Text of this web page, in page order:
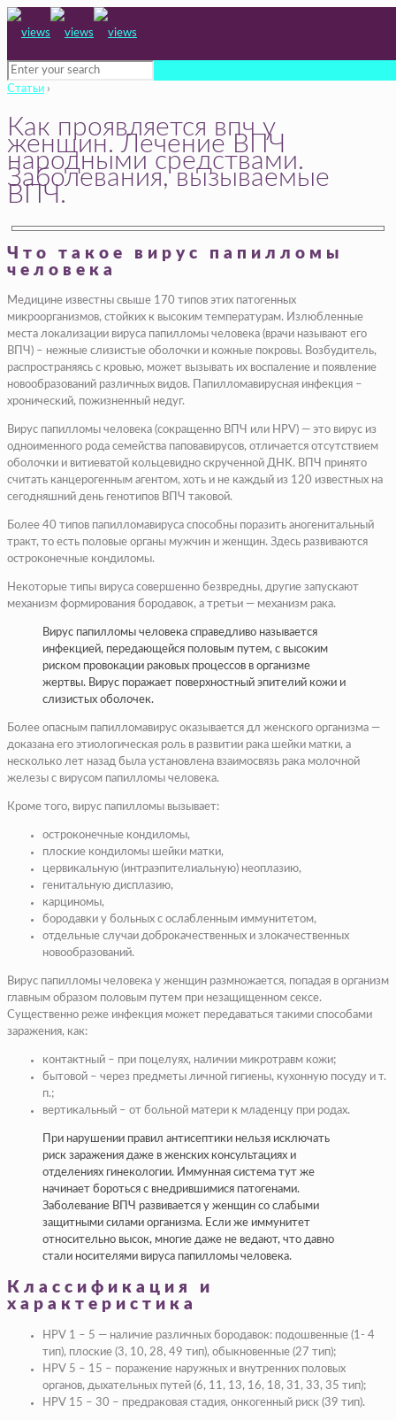
Статьи ›
Как проявляется впч у
женщин. Лечение ВПЧ
народными средствами.
Заболевания, вызываемые
ВПЧ.
Что такое вирус папилломы
человека
Медицине известны свыше 170 типов этих патогенных
микроорганизмов, стойких к высоким температурам. Излюбленные
места локализации вируса папилломы человека (врачи называют его
ВПЧ) – нежные слизистые оболочки и кожные покровы. Возбудитель,
распространяясь с кровью, может вызывать их воспаление и появление
новообразований различных видов. Папилломавирусная инфекция –
хронический, пожизненный недуг.
Вирус папилломы человека (сокращенно ВПЧ или HPV) — это вирус из
одноименного рода семейства паповавирусов, отличается отсутствием
оболочки и витиеватой кольцевидно скрученной ДНК. ВПЧ принято
считать канцерогенным агентом, хоть и не каждый из 120 известных на
сегодняшний день генотипов ВПЧ таковой.
Более 40 типов папилломавируса способны поразить аногенитальный
тракт, то есть половые органы мужчин и женщин. Здесь развиваются
остроконечные кондиломы.
Некоторые типы вируса совершенно безвредны, другие запускают
механизм формирования бородавок, а третьи — механизм рака.
Вирус папилломы человека справедливо называется
инфекцией, передающейся половым путем, с высоким
риском провокации раковых процессов в организме
жертвы. Вирус поражает поверхностный эпителий кожи и
слизистых оболочек.
Более опасным папилломавирус оказывается дл женского организма —
доказана его этиологическая роль в развитии рака шейки матки, а
несколько лет назад была установлена взаимосвязь рака молочной
железы с вирусом папилломы человека.
Кроме того, вирус папилломы вызывает:
остроконечные кондиломы,
плоские кон­диломы шейки матки,
цервикальную (интраэпителиальную) неоплазию,
генитальную дисплазию,
карциномы,
бородавки у больных с ослабленным иммунитетом,
отдельные случаи доб­рокачественных и злокачественных
новообразований.
Вирус папилломы человека у женщин размножается, попадая в организм
главным образом половым путем при незащищенном сексе.
Существенно реже инфекция может передаваться такими способами
заражения, как:
контактный – при поцелуях, наличии микротравм кожи;
бытовой – через предметы личной гигиены, кухонную посуду и т.
п.;
вертикальный – от больной матери к младенцу при родах.
При нарушении правил антисептики нельзя исключать
риск заражения даже в женских консультациях и
отделениях гинекологии. Иммунная система тут же
начинает бороться с внедрившимися патогенами.
Заболевание ВПЧ развивается у женщин со слабыми
защитными силами организма. Если же иммунитет
относительно высок, многие даже не ведают, что давно
стали носителями вируса папилломы человека.
Классификация и
характеристика
HPV 1 – 5 — наличие различных бородавок: подошвенные (1- 4
тип), плоские (3, 10, 28, 49 тип), обыкновенные (27 тип);
HPV 5 – 15 – поражение наружных и внутренних половых
органов, дыхательных путей (6, 11, 13, 16, 18, 31, 33, 35 тип);
HPV 15 – 30 – предраковая стадия, онкогенный риск (39 тип).